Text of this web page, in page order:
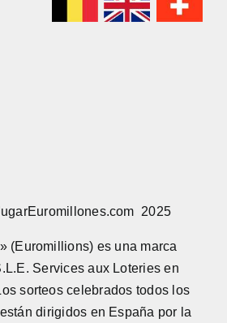
2025
(Euromillions) es una marca
Services aux Loteries en
sorteos celebrados todos los
dirigidos en España por la